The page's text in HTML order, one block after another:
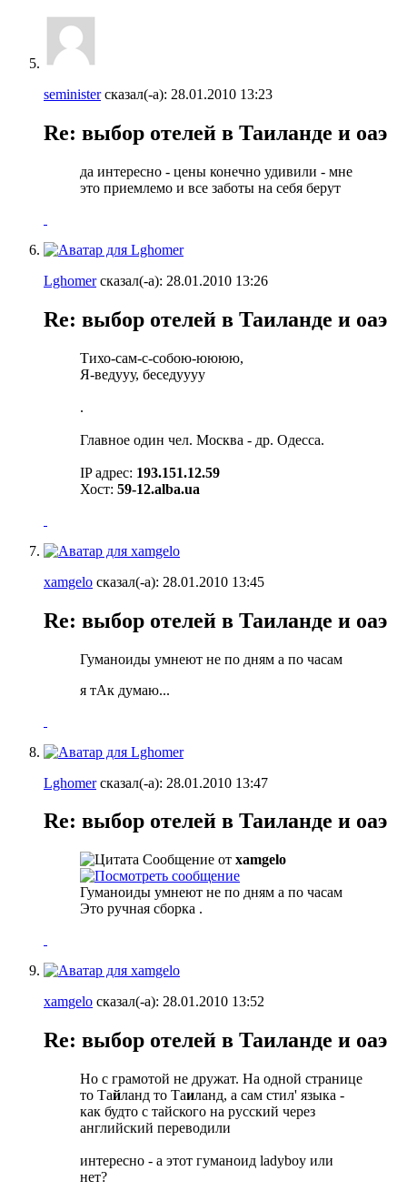
seministerсказал(-а): 28.01.2010 13:23
Re: выбор отелей в Таиланде и оаэ
да интересно - цены конечно удивили - мне
это приемлемо и все заботы на себя берут
Lghomerсказал(-а): 28.01.2010 13:26
Re: выбор отелей в Таиланде и оаэ
Тихо-сам-с-собою-юююю,
Я-ведууу, беседуууу
.
Главное один чел. Москва - др. Одесса.
IP адрес: 193.151.12.59
Хост: 59-12.alba.ua
xamgelo сказал(-а): 28.01.2010 13:45
Re: выбор отелей в Таиланде и оаэ
Гуманоиды умнеют не по дням а по часам
я тАк думаю...
Lghomerсказал(-а): 28.01.2010 13:47
Re: выбор отелей в Таиланде и оаэ
Сообщение от xamgelo
Гуманоиды умнеют не по дням а по часам
Это ручная сборка .
xamgelo сказал(-а): 28.01.2010 13:52
Re: выбор отелей в Таиланде и оаэ
Но с грамотой не дружат. На одной странице
то Tайланд то Tаиланд, а сам стил' языка -
как будто с тайского на русский через
английский переводили
интересно - а этот гуманоид ladyboy или
нет?